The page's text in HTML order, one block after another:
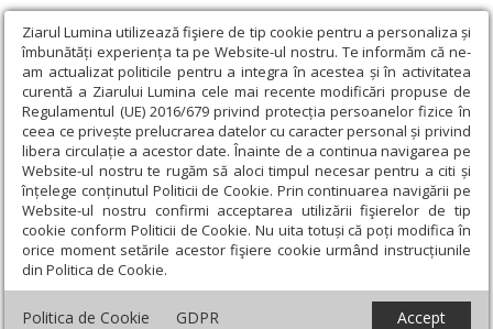
Ziarul Lumina utilizează fişiere de tip cookie pentru a personaliza și
îmbunătăți experiența ta pe Website-ul nostru. Te informăm că ne-
am actualizat politicile pentru a integra în acestea și în activitatea
curentă a Ziarului Lumina cele mai recente modificări propuse de
Regulamentul (UE) 2016/679 privind protecția persoanelor fizice în
ceea ce privește prelucrarea datelor cu caracter personal și privind
libera circulație a acestor date. Înainte de a continua navigarea pe
Website-ul nostru te rugăm să aloci timpul necesar pentru a citi și
înțelege conținutul Politicii de Cookie. Prin continuarea navigării pe
Website-ul nostru confirmi acceptarea utilizării fişierelor de tip
cookie conform Politicii de Cookie. Nu uita totuși că poți modifica în
orice moment setările acestor fişiere cookie urmând instrucțiunile
din Politica de Cookie.
Politica de Cookie GDPR Accept
Ziarul Lumina › Educaţie și Cultură › Cultură › Icoane
sculptate în lemn
Icoane sculptate în lemn